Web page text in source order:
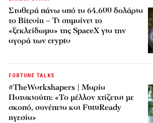
Σταθερά πάνω από τα 64.600 δολάρια
το Bitcoin – Τι σημαίνει το
«ξεκλείδωμα» της SpaceX για την
αγορά των crypto
FORTUNE TALKS
#TheWorkshapers | Μαρία
Πατακιούτη: «Το μέλλον χτίζεται με
σκοπό, συνέπεια και FutuReady
ηγεσία»